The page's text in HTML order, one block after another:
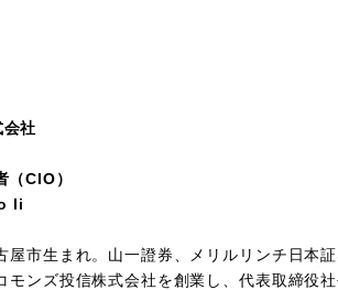
会社
CIO）
Ii
屋市生まれ。山一證券、メリルリンチ日本
モンズ投信株式会社を創業し、代表取締役